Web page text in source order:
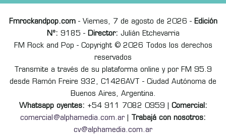
Fmrockandpop.com- Viernes, 7 de agosto de 2026 - Edición
Nº: 9185 - Director: Julián Etchevarria
FM Rock and Pop - Copyright © 2026 Todos los derechos
reservados
Transmite a través de su plataforma online y por FM 95.9
desde Ramón Freire 932, C1426AVT - Ciudad Autónoma de
Buenos Aires, Argentina.
Whatsapp oyentes: +54 911 7082 0959 | Comercial:
comercial@alphamedia.com.ar
Trabajá con nosotros:
cv@alphamedia.com.ar